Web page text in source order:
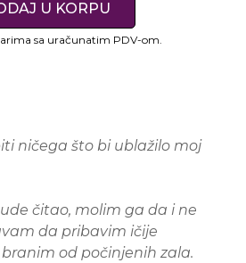
U KORPU
sa uračunatim PDV-om.
ničega što bi ublažilo moj
čitao, molim ga da i ne
da pribavim ičije
od počinjenih zala.